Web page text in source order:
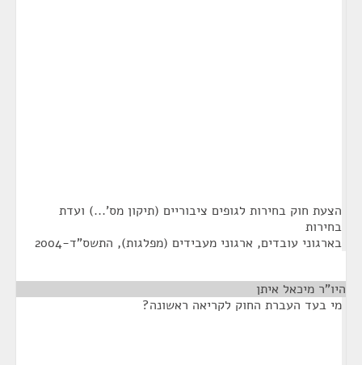
הצעת חוק בחירות לגופים ציבוריים (תיקון מס'...) ועדת
בחירות
בארגוני עובדים, ארגוני מעבידים (מפלגות), התשס"ד-2004
היו"ר מיכאל איתן
מי בעד העברת החוק לקריאה ראשונה?